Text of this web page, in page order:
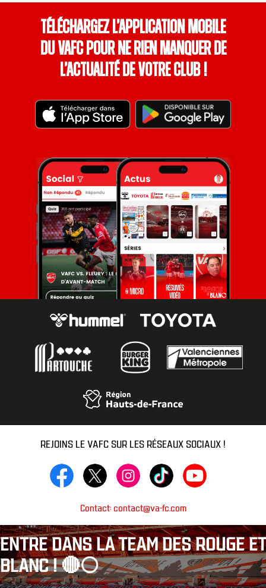
Téléchargez l’application mobile
du VAFC pour ne rien manquer de
l’actualité de votre club !
REJOINS LE VAFC SUR LES RÉSEAUX SOCIAUX !
Contact: contact@va-fc.com
ENTRE DANS LA TEAM DES ROUGE ET
BLANC ! 🔴⚪️